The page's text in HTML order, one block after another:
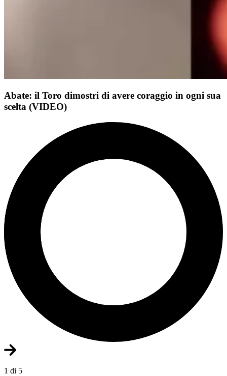
Abate: il Toro dimostri di avere coraggio in ogni sua
scelta (VIDEO)
1 di 5